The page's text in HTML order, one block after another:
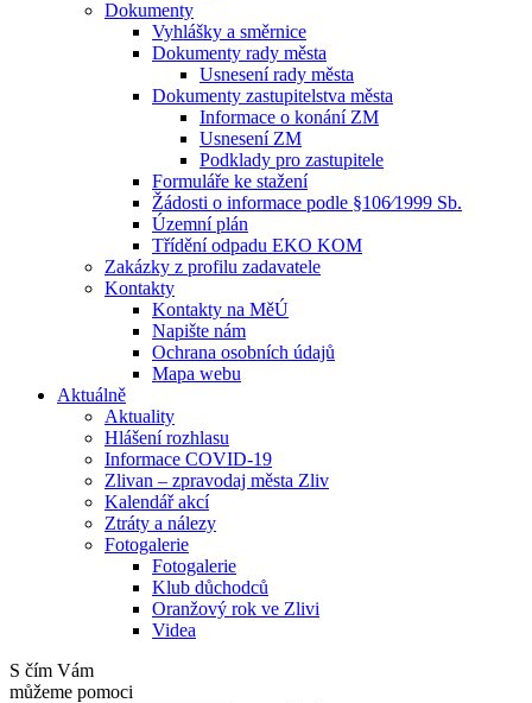
Dokumenty
Vyhlášky a směrnice
Dokumenty rady města
Usnesení rady města
Dokumenty zastupitelstva města
Informace o konání ZM
Usnesení ZM
Podklady pro zastupitele
Formuláře ke stažení
Žádosti o informace podle §106⁄1999 Sb.
Územní plán
Třídění odpadu EKO KOM
Zakázky z profilu zadavatele
Kontakty
Kontakty na MěÚ
Napište nám
Ochrana osobních údajů
Mapa webu
Aktuálně
Aktuality
Hlášení rozhlasu
Informace COVID-19
Zlivan – zpravodaj města Zliv
Kalendář akcí
Ztráty a nálezy
Fotogalerie
Fotogalerie
Klub důchodců
Oranžový rok ve Zlivi
Videa
S čím Vám
můžeme pomoci